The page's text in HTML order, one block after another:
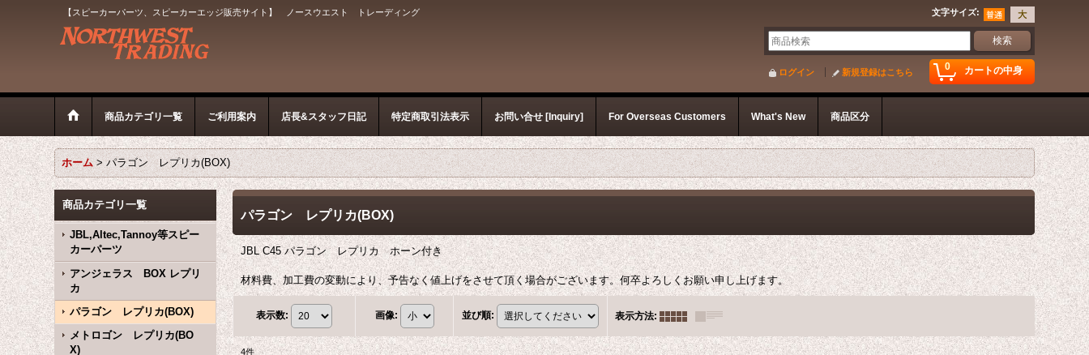
【スピーカーパーツ、スピーカーエッジ販売サイト】 ノースウエスト トレーディング 文字サイズ:
0 カートの中身
ログイン 新規登録はこちら
商品カテゴリ一覧 ご利用案内 店長&スタッフ日記 特定商取引法表示 お問い合せ [Inquiry] For Overseas Customers What's New 商品区分
ホーム > パラゴン レプリカ(BOX)
商品カテゴリ一覧
JBL,Altec,Tannoy等スピー
カーパーツ
アンジェラス BOX レプリ
カ
パラゴン レプリカ(BOX)
メトロゴン レプリカ(BO
X)
パラゴン レプリカ(BOX)
JBL C45 パラゴン レプリカ ホーン付き
材料費、加工費の変動により、予告なく値上げをさせて頂く場合がございます。何卒よろしくお願い申し上げます。
表示数: 画像: 並び順: 表示方法:
4件